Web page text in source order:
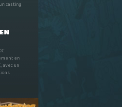
casting
en
avec un